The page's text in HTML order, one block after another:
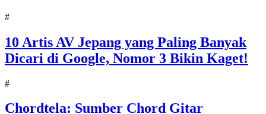
#
10 Artis AV Jepang yang Paling Banyak
Dicari di Google, Nomor 3 Bikin Kaget!
#
Chordtela: Sumber Chord Gitar